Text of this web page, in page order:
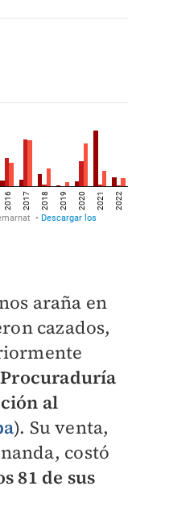
araña en
cazados,
Procuraduría
al
). Su venta,
costó
81 de sus